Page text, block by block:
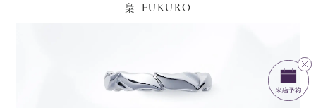
梟 FUKURO